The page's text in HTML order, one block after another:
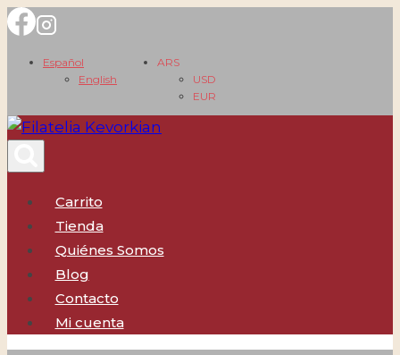
Saltar
contenido
Español
English
ARS
USD
EUR
Carrito
Tienda
Quiénes Somos
Blog
Contacto
Mi cuenta